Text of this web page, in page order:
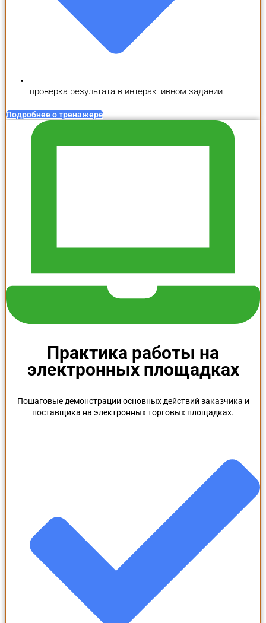
проверка результата в интерактивном задании
Подробнее о тренажере
Практика работы на
электронных площадках
Пошаговые демонстрации основных действий заказчика и
поставщика на электронных торговых площадках.